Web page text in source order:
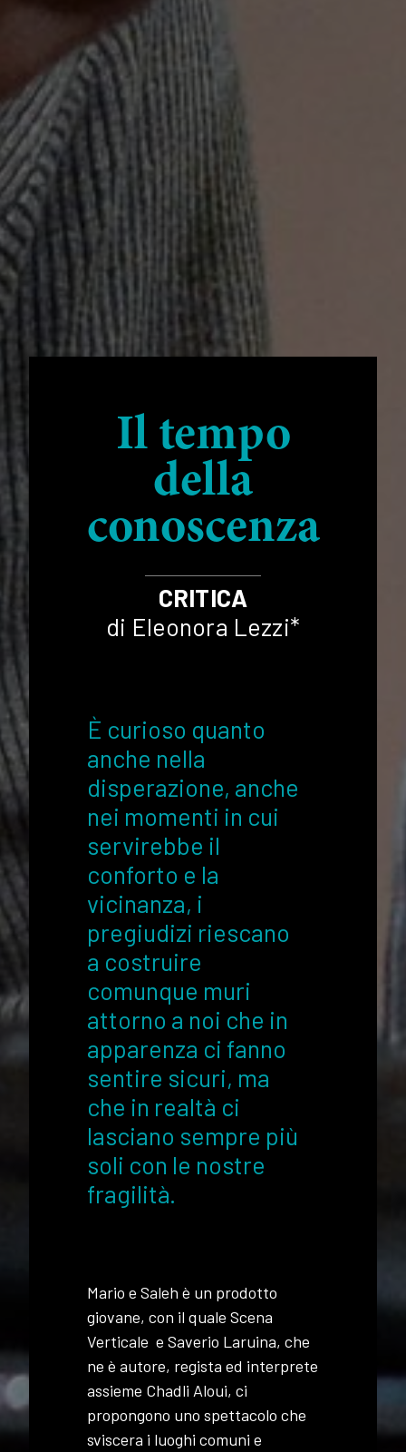
Il tempo
della
conoscenza
CRITICA
di Eleonora Lezzi*
È curioso quanto
anche nella
disperazione, anche
nei momenti in cui
servirebbe il
conforto e la
vicinanza, i
pregiudizi riescano
a costruire
comunque muri
attorno a noi che in
apparenza ci fanno
sentire sicuri, ma
che in realtà ci
lasciano sempre più
soli con le nostre
fragilità.
Mario e Saleh è un prodotto
giovane, con il quale Scena
Verticale e Saverio Laruina, che
ne è autore, regista ed interprete
assieme Chadli Aloui, ci
propongono uno spettacolo che
sviscera i luoghi comuni e